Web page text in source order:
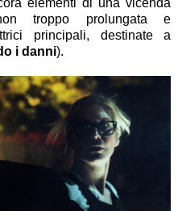
elementi di una vicenda
troppo prolungata e
principali, destinate a
i danni).